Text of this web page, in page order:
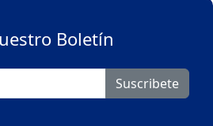
Boletín
Suscribete